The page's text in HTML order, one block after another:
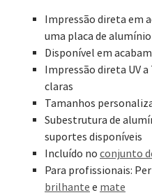
Impressão direta em
uma placa de
Disponível em
Impressão direta UV
claras
Tamanhos
Subestrutura de
suportes disponíveis
Incluído no conjunto
Para profissionais:
brilhante e mate